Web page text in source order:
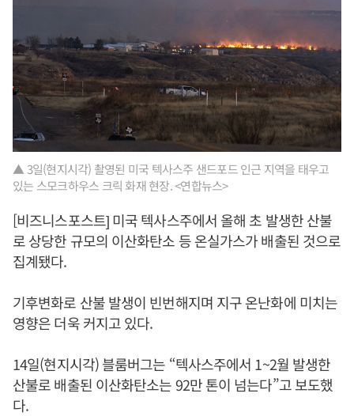
▲ 3일(현지시각) 촬영된 미국 텍사스주 샌드포드 인근 지역을 태우고
있는 스모크하우스 크릭 화재 현장. <연합뉴스>
[비즈니스포스트] 미국 텍사스주에서 올해 초 발생한 산불
로 상당한 규모의 이산화탄소 등 온실가스가 배출된 것으로
집계됐다.
기후변화로 산불 발생이 빈번해지며 지구 온난화에 미치는
영향은 더욱 커지고 있다.
14일(현지시각) 블룸버그는 “텍사스주에서 1~2월 발생한
산불로 배출된 이산화탄소는 92만 톤이 넘는다”고 보도했
다.